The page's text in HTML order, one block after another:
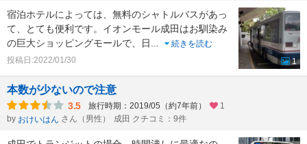
宿泊ホテルによっては、無料のシャトルバスがあっ
て、とても便利です。イオンモール成田はお馴染み
の巨大ショッピングモールで、日...
続きを読む
投稿日:2022/01/30
1
本数が少ないので注意
3.5 旅行時期：2019/05（約7年前）
1
by おけいはん さん（男性） 成田 クチコミ：9件